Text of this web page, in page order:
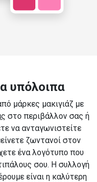
υπόλοιπα
μάρκες μακιγιάζ με
στο περιβάλλον σας ή
να ανταγωνιστείτε
ζωντανοί στον
ένα λογότυπο που
σου. Η συλλογή
είναι η καλύτερη